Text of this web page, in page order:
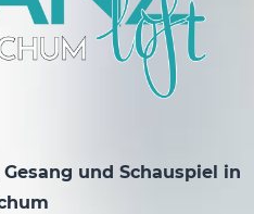
und Schauspiel in